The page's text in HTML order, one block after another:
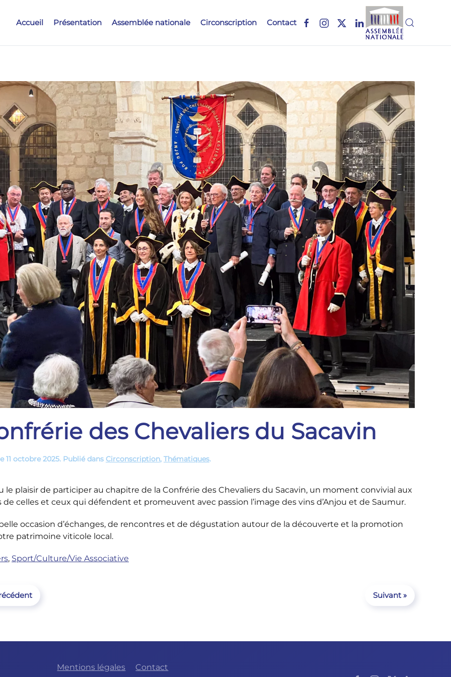
Accueil Présentation Assemblée nationale Circonscription Contact
des Chevaliers du Sacavin
11 octobre 2025. Publié dans Circonscription, Thématiques.
le plaisir de participer au chapitre de la Confrérie des Chevaliers du Sacavin, un moment convivial aux
de celles et ceux qui défendent et promeuvent avec passion l’image des vins d’Anjou et de Saumur.
occasion d’échanges, de rencontres et de dégustation autour de la découverte et la promotion
patrimoine viticole local.
, Sport/Culture/Vie Associative
Suivant »
Mentions légales Contact